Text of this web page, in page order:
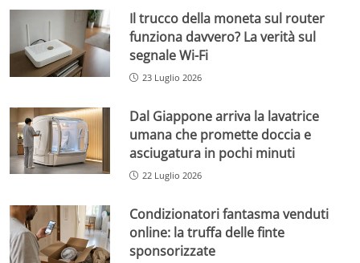
Il trucco della moneta sul router
funziona davvero? La verità sul
segnale Wi-Fi
23 Luglio 2026
Dal Giappone arriva la lavatrice
umana che promette doccia e
asciugatura in pochi minuti
22 Luglio 2026
Condizionatori fantasma venduti
online: la truffa delle finte
sponsorizzate